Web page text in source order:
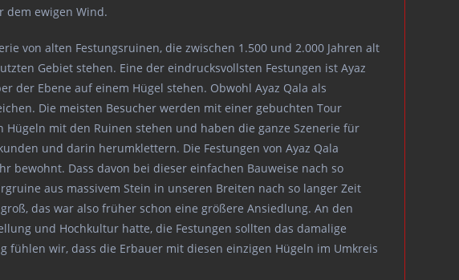
dem ewigen Wind.
von alten Festungsruinen, die zwischen 1.500 und 2.000 Jahren alt
Gebiet stehen. Eine der eindrucksvollsten Festungen ist Ayaz
der Ebene auf einem Hügel stehen. Obwohl Ayaz Qala als
Die meisten Besucher werden mit einer gebuchten Tour
mit den Ruinen stehen und haben die ganze Szenerie für
und darin herumklettern. Die Festungen von Ayaz Qala
bewohnt. Dass davon bei dieser einfachen Bauweise nach so
aus massivem Stein in unseren Breiten nach so langer Zeit
das war also früher schon eine größere Ansiedlung. An den
und Hochkultur hatte, die Festungen sollten das damalige
wir, dass die Erbauer mit diesen einzigen Hügeln im Umkreis